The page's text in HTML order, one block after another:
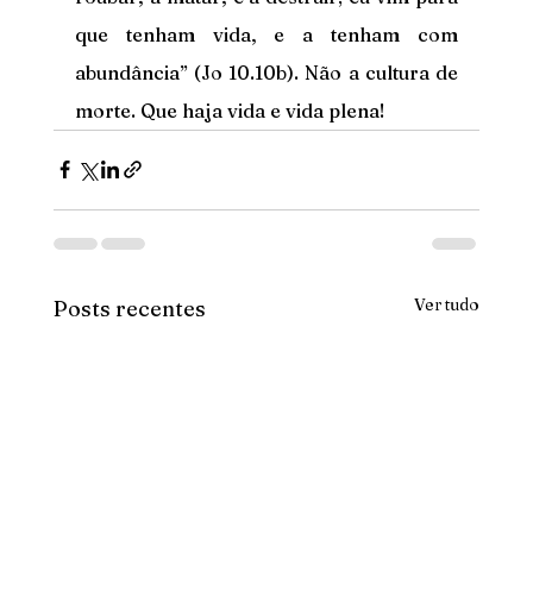
que tenham vida, e a tenham com
abundância” (Jo 10.10b). Não a cultura de
morte. Que haja vida e vida plena!
Posts recentes Ver tudo